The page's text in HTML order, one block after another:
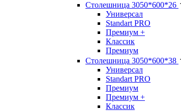
Столешница 3050*600*26
Универсал
Standart PRO
Премиум +
Классик
Премиум
Столешница 3050*600*38
Универсал
Standart PRO
Премиум
Премиум +
Классик